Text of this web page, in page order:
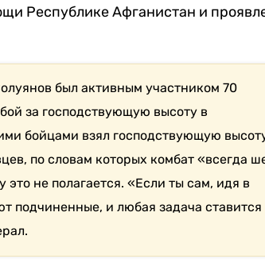
Республике Афганистан и
был активным участником 70
за господствующую высоту в
бойцами взял господствующую
по словам которых комбат «всегда
это не полагается. «Если ты сам, идя в
подчиненные, и любая задача ставится